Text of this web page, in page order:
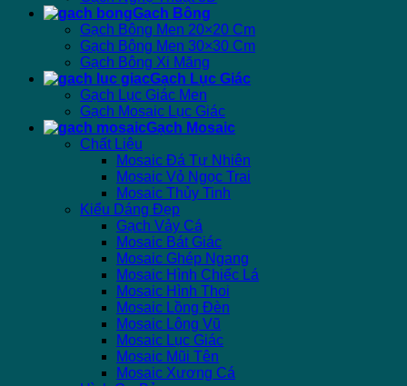
Gạch Bông
Gạch Bông Men 20×20 Cm
Gạch Bông Men 30×30 Cm
Gạch Bông Xi Măng
Gạch Lục Giác
Gạch Lục Giác Men
Gạch Mosaic Lục Giác
Gạch Mosaic
Chất Liệu
Mosaic Đá Tự Nhiên
Mosaic Vỏ Ngọc Trai
Mosaic Thủy Tinh
Kiểu Dáng Đẹp
Gạch Vảy Cá
Mosaic Bát Giác
Mosaic Ghép Ngang
Mosaic Hình Chiếc Lá
Mosaic Hình Thoi
Mosaic Lồng Đèn
Mosaic Lông Vũ
Mosaic Lục Giác
Mosaic Mũi Tên
Mosaic Xương Cá